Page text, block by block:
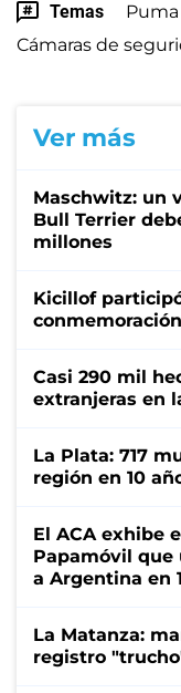
Temas Puma
Cámaras de
Ver más
Maschwitz: un
Bull Terrier
millones
Kicillof
Casi 290 mil
extranjeras en
La Plata: 717
región en 10
El ACA exhibe
Papamóvil que
a Argentina en
La Matanza:
registro